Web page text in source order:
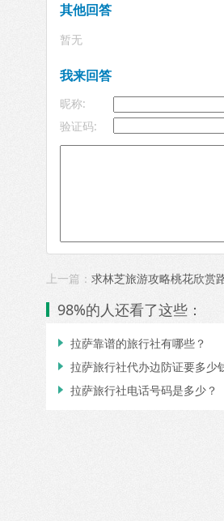
其他回答
暂无
我来回答
昵称:
验证码:
上一篇： 求林芝旅游攻略桃花欣赏
98%的人还看了这些：
 拉萨靠谱的旅行社有哪些？
 拉萨旅行社代办边防证要多少
 拉萨旅行社电话号码是多少？